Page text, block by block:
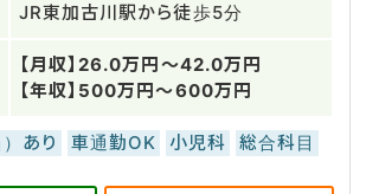
JR東加古川駅から徒歩5分
【月収】26.0万円～42.0万円
【年収】500万円～600万円
あり 車通勤OK 小児科 総合科目